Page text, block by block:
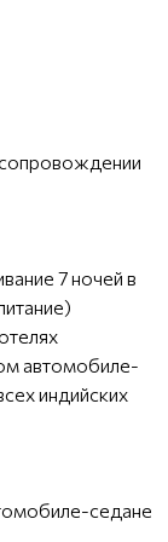
7 ночей в
автомобиле-
индийских
седане